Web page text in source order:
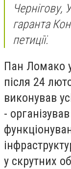
Чернігову,
гаранта
петиції.
Пан Ломако у
після 24
виконував
-
у скрутних